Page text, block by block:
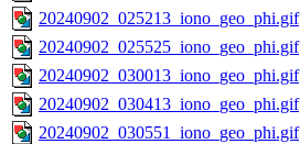
20240902_025213_iono_geo_phi.gif
20240902_025525_iono_geo_phi.gif
20240902_030013_iono_geo_phi.gif
20240902_030413_iono_geo_phi.gif
20240902_030551_iono_geo_phi.gif